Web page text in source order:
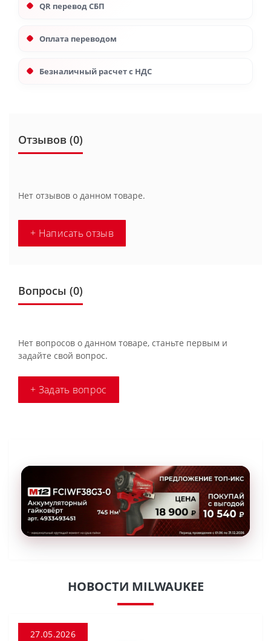
QR перевод СБП
Оплата переводом
Безналичный расчет с НДС
Отзывов (0)
Нет отзывов о данном товаре.
+ Написать отзыв
Вопросы (0)
Нет вопросов о данном товаре, станьте первым и
задайте свой вопрос.
+ Задать вопрос
НОВОСТИ MILWAUKEE
27.05.2026